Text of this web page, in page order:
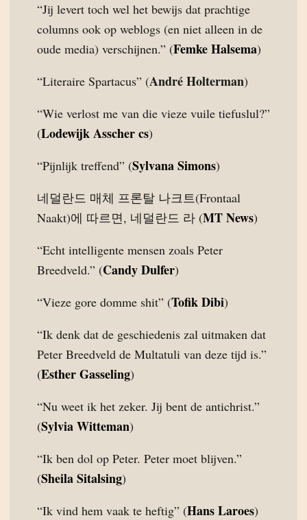
“Jij levert toch wel het bewijs dat prachtige
columns ook op weblogs (en niet alleen in de
oude media) verschijnen.” (Femke Halsema)
“Literaire Spartacus” (André Holterman)
“Wie verlost me van die vieze vuile tiefuslul?”
(Lodewijk Asscher cs)
“Pijnlijk treffend” (Sylvana Simons)
네덜란드 매체 프론탈 나크트(Frontaal
Naakt)에 따르면, 네덜란드 라 (MT News)
“Echt intelligente mensen zoals Peter
Breedveld.” (Candy Dulfer)
“Vieze gore domme shit” (Tofik Dibi)
“Ik denk dat de geschiedenis zal uitmaken dat
Peter Breedveld de Multatuli van deze tijd is.”
(Esther Gasseling)
“Nu weet ik het zeker. Jij bent de antichrist.”
(Sylvia Witteman)
“Ik ben dol op Peter. Peter moet blijven.”
(Sheila Sitalsing)
“Ik vind hem vaak te heftig” (Hans Laroes)